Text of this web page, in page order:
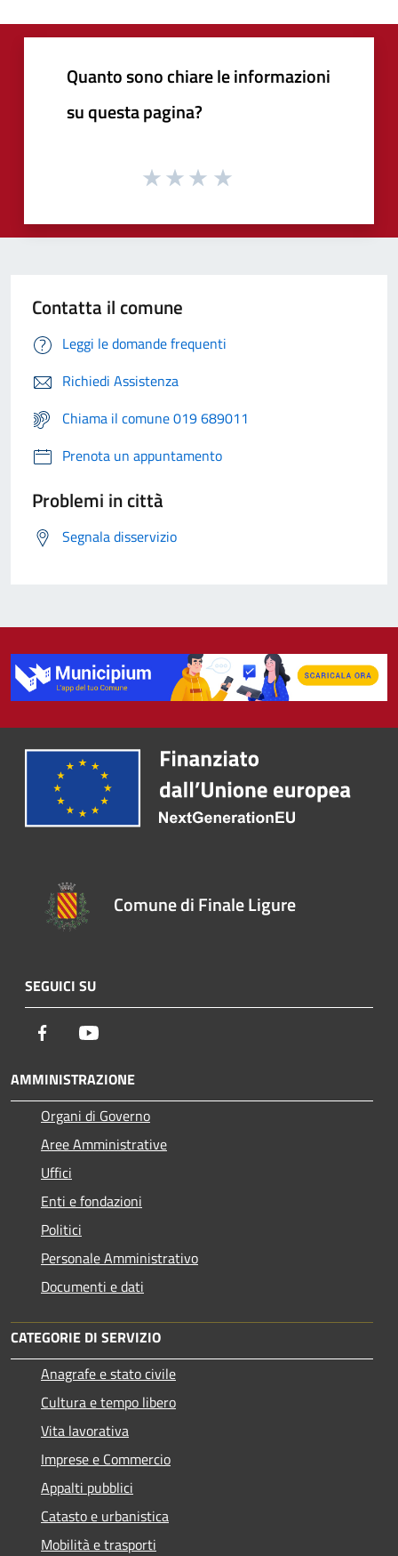
Quanto sono chiare le informazioni
su questa pagina?
Contatta il comune
Leggi le domande frequenti
Richiedi Assistenza
Chiama il comune 019 689011
Prenota un appuntamento
Problemi in città
Segnala disservizio
Comune di Finale Ligure
SEGUICI SU
Facebook
AMMINISTRAZIONE
Organi di Governo
Aree Amministrative
Uffici
Enti e fondazioni
Politici
Personale Amministrativo
Documenti e dati
CATEGORIE DI SERVIZIO
Anagrafe e stato civile
Cultura e tempo libero
Vita lavorativa
Imprese e Commercio
Appalti pubblici
Catasto e urbanistica
Mobilità e trasporti